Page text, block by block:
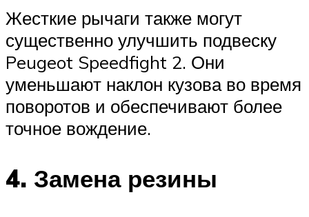
Жесткие рычаги также могут
существенно улучшить подвеску
Peugeot Speedfight 2. Они
уменьшают наклон кузова во время
поворотов и обеспечивают более
точное вождение.
4. Замена резины